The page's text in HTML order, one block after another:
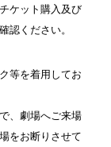
ケット購入及び
認ください。
等を着用してお
、劇場へご来場
をお断りさせて